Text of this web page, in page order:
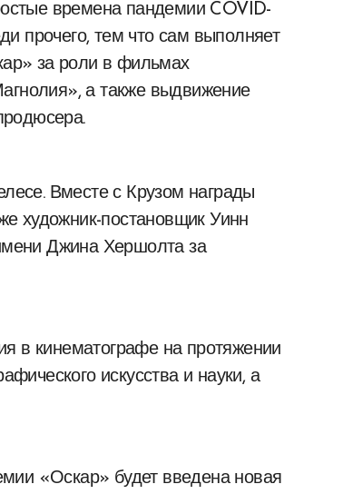
времена пандемии COVID-
прочего, тем что сам выполняет
за роли в фильмах
а также выдвижение
Вместе с Крузом награды
художник-постановщик Уинн
Джина Хершолта за
в кинематографе на протяжении
искусства и науки, а
«Оскар» будет введена новая